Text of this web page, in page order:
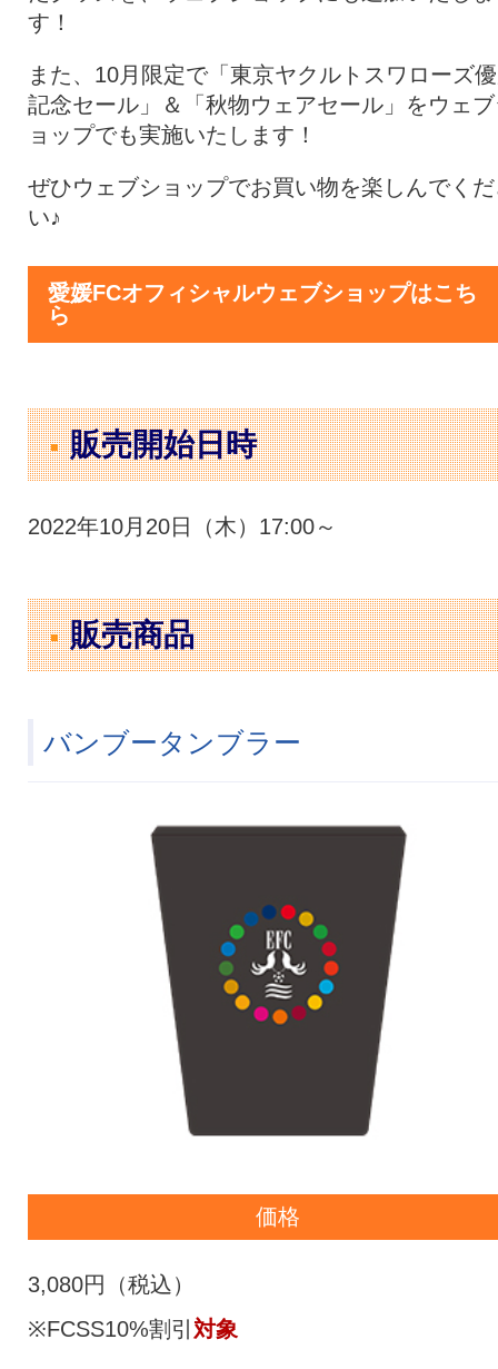
す！
また、10月限定で「東京ヤクルトスワローズ
記念セール」＆「秋物ウェアセール」をウェ
ョップでも実施いたします！
ぜひウェブショップでお買い物を楽しんでく
い♪
愛媛FCオフィシャルウェブショップはこち
ら
販売開始日時
2022年10月20日（木）17:00～
販売商品
バンブータンブラー
価格
3,080円（税込）
※FCSS10%割引 対象